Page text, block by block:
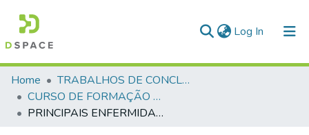
Log In (current)
Communities & Collections
All of DSpace
Home
TRABALHOS DE CONCLUSÃO DE CURSO - CFP (CURSO DE FORMAÇÃO DE PRAÇAS)
CURSO DE FORMAÇÃO DE PRAÇAS - CFP - 2018
PRINCIPAIS ENFERMIDADES QUE ATINGIRAM OS POLICIAIS MILITARES DO ESTADO DE GOIAS DO ANO 2012 AO ANO 2016